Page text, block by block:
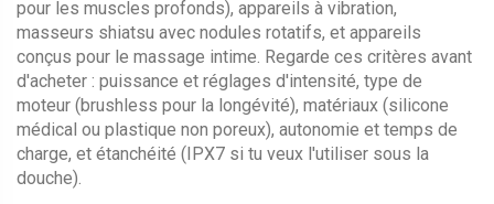
pour les muscles profonds), appareils à vibration,
masseurs shiatsu avec nodules rotatifs, et appareils
conçus pour le massage intime. Regarde ces critères avant
d'acheter : puissance et réglages d'intensité, type de
moteur (brushless pour la longévité), matériaux (silicone
médical ou plastique non poreux), autonomie et temps de
charge, et étanchéité (IPX7 si tu veux l'utiliser sous la
douche).